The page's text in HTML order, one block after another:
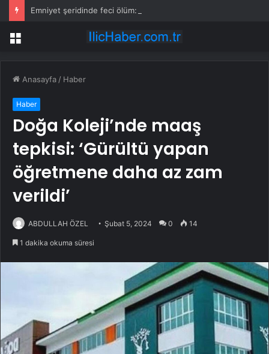
Menü
Anasayfa / Haber
Haber
Doğa Koleji’nde maaş
tepkisi: ‘Gürültü yapan
öğretmene daha az zam
verildi’
ABDULLAH ÖZEL Şubat 5, 2024 0 14
1 dakika okuma süresi